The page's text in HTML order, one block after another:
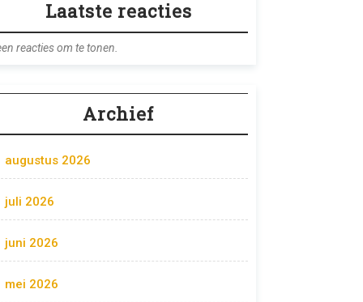
Laatste reacties
reacties om te tonen.
Archief
augustus 2026
juli 2026
juni 2026
mei 2026